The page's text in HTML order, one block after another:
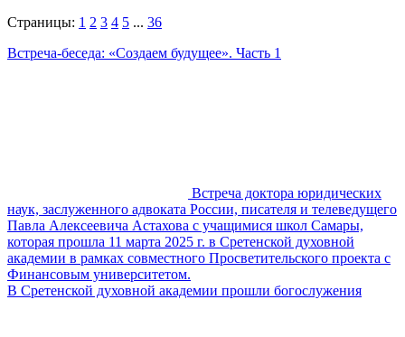
Страницы: 1 2 3 4 5 ... 36
Встреча-беседа: «Создаем будущее». Часть 1
Встреча доктора юридических
наук, заслуженного адвоката России, писателя и телеведущего
Павла Алексеевича Астахова с учащимися школ Самары,
которая прошла 11 марта 2025 г. в Сретенской духовной
академии в рамках совместного Просветительского проекта с
Финансовым университетом.
В Сретенской духовной академии прошли богослужения